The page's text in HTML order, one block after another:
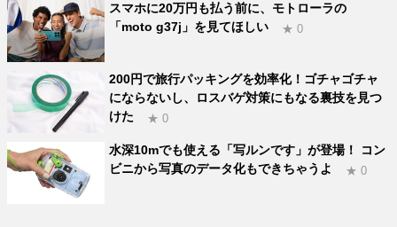
スマホに20万円も払う前に、モトローラの
「moto g37j」を見てほしい
★ 0
200円で旅行パッキングを効率化！ゴチャゴチャ
にならないし、ロスバゲ対策にもなる裏技を見つ
けた
★ 0
水深10mでも使える「写ルンです」が登場！ コン
ビニから写真のデータ化もできちゃうよ
★ 0